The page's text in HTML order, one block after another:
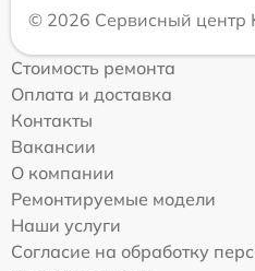
© 2026 Сервисный центр
Стоимость ремонта
Оплата и доставка
Контакты
Вакансии
О компании
Ремонтируемые модели
Наши услуги
Согласие на обработку